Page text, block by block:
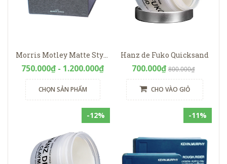
Morris Motley Matte Styling Balm
750.000₫ - 1.200.000₫
CHỌN SẢN PHẨM
Hanz de Fuko Quicksand
700.000₫ 800.000₫
CHO VÀO GIỎ
-12% -11%